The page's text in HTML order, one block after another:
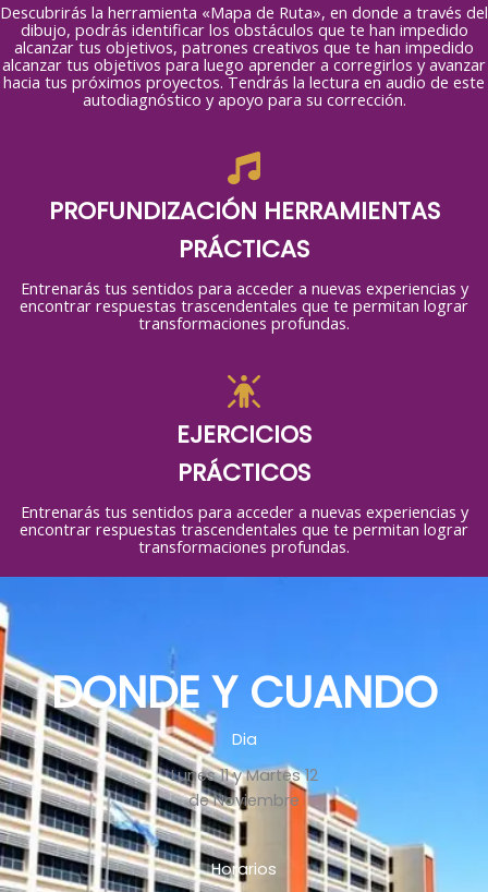
Descubrirás la herramienta «Mapa de Ruta», en donde a través del
dibujo, podrás identificar los obstáculos que te han impedido
alcanzar tus objetivos, patrones creativos que te han impedido
alcanzar tus objetivos para luego aprender a corregirlos y avanzar
hacia tus próximos proyectos. Tendrás la lectura en audio de este
autodiagnóstico y apoyo para su corrección.
PROFUNDIZACIÓN HERRAMIENTAS
PRÁCTICAS
Entrenarás tus sentidos para acceder a nuevas experiencias y
encontrar respuestas trascendentales que te permitan lograr
transformaciones profundas.
EJERCICIOS
PRÁCTICOS
Entrenarás tus sentidos para acceder a nuevas experiencias y
encontrar respuestas trascendentales que te permitan lograr
transformaciones profundas.
DONDE Y CUANDO
Dia
Lunes 11 y Martes 12
de Noviembre
Horarios